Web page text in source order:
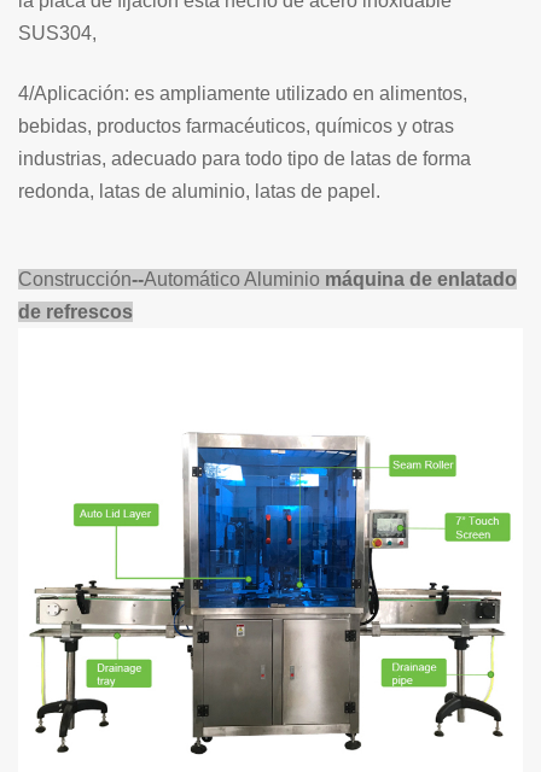
SUS304,
4/Aplicación: es ampliamente utilizado en alimentos,
bebidas, productos farmacéuticos, químicos y otras
industrias, adecuado para todo tipo de latas de forma
redonda, latas de aluminio, latas de papel.
Construcción--Automático Aluminio máquina de enlatado
de refrescos